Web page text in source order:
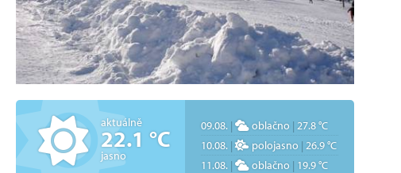
aktuálně
22.1 °C
jasno
09.08. | oblačno | 27.8 °C
10.08. | polojasno | 26.9 °C
11.08. | oblačno | 19.9 °C